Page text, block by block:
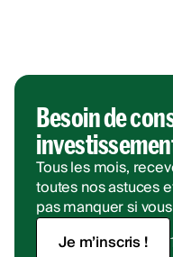
Besoin de
Tous les mois,
toutes nos astuces
pas manquer si
Je m’inscris !